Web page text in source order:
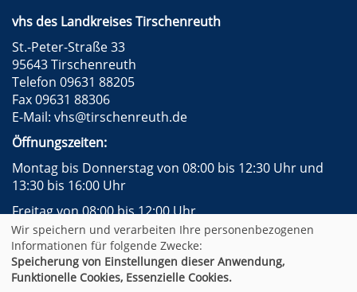
vhs des Landkreises Tirschenreuth
St.-Peter-Straße 33
95643 Tirschenreuth
Telefon 09631 88205
Fax 09631 88306
E-Mail: vhs@tirschenreuth.de
Öffnungszeiten:
Montag bis Donnerstag von 08:00 bis 12:30 Uhr und
13:30 bis 16:00 Uhr
Freitag von 08:00 bis 12:00 Uhr
Facebook
Instagram
Impressum
AGB
Datenschutzerklärung
Widerrufsformular
Newsletter
Sitemap
Wir speichern und verarbeiten Ihre personenbezogenen
Informationen für folgende Zwecke:
Speicherung von Einstellungen dieser Anwendung,
Funktionelle Cookies, Essenzielle Cookies.